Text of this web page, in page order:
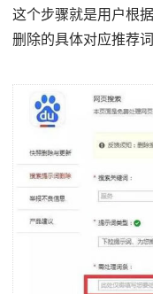
这个步骤就是用户根
删除的具体对应推荐